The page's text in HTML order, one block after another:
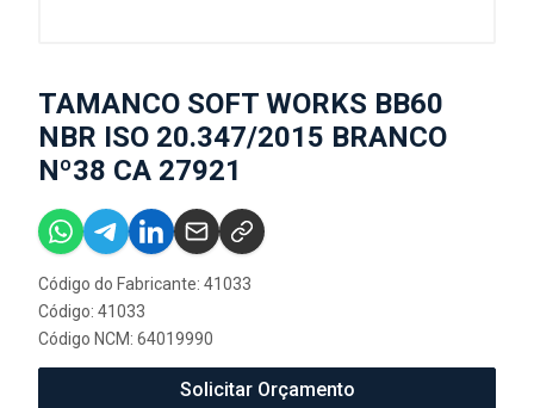
TAMANCO SOFT WORKS BB60
NBR ISO 20.347/2015 BRANCO
Nº38 CA 27921
Código do Fabricante: 41033
Código: 41033
Código NCM: 64019990
Solicitar Orçamento